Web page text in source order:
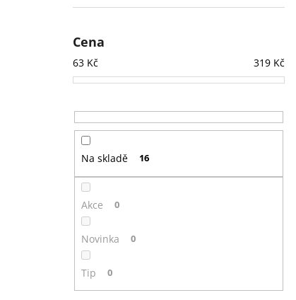
Cena
63 Kč 319 Kč
Na skladě 16
Akce 0
Novinka 0
Tip 0